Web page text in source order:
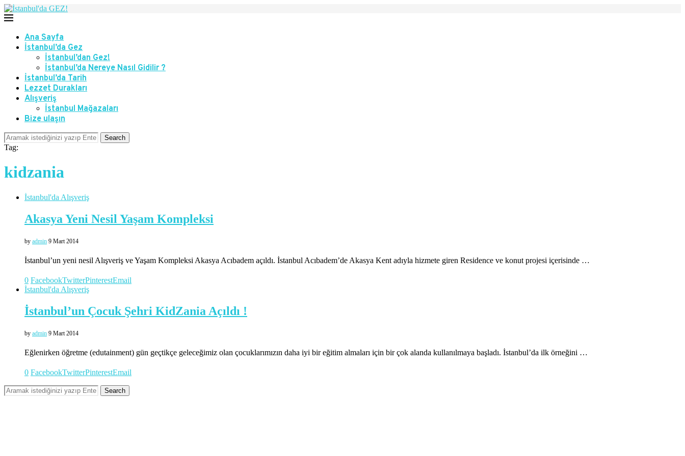
Ana Sayfa
İstanbul’da Gez
İstanbul’dan Gez!
İstanbul’da Nereye Nasıl Gidilir ?
İstanbul’da Tarih
Lezzet Durakları
Alışveriş
İstanbul Mağazaları
Bize ulaşın
Search
Tag:
kidzania
İstanbul'da Alışveriş
Akasya Yeni Nesil Yaşam Kompleksi
by admin 9 Mart 2014
İstanbul’un yeni nesil Alışveriş ve Yaşam Kompleksi Akasya Acıbadem açıldı. İstanbul Acıbadem’de Akasya Kent adıyla hizmete giren Residence ve konut projesi içerisinde …
0 FacebookTwitterPinterestEmail
İstanbul'da Alışveriş
İstanbul’un Çocuk Şehri KidZania Açıldı !
by admin 9 Mart 2014
Eğlenirken öğretme (edutainment) gün geçtikçe geleceğimiz olan çocuklarımızın daha iyi bir eğitim almaları için bir çok alanda kullanılmaya başladı. İstanbul’da ilk örneğini …
0 FacebookTwitterPinterestEmail